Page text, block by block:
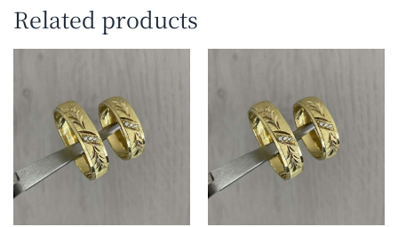
Related products